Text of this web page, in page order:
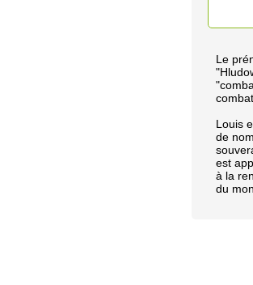
Le
Louis
de
est
à la
du